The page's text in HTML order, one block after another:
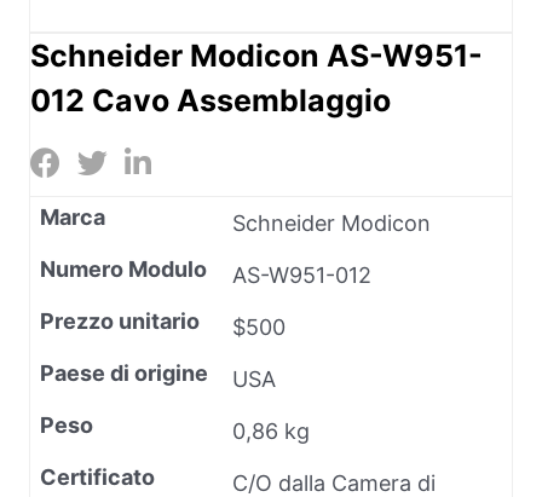
Schneider Modicon AS-W951-
012 Cavo Assemblaggio
Marca
Schneider Modicon
Numero Modulo
AS-W951-012
Prezzo unitario
$500
Paese di origine
USA
Peso
0,86 kg
Certificato
C/O dalla Camera di